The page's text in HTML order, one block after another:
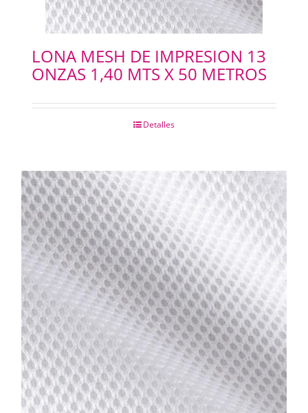
LONA MESH DE IMPRESION 13
ONZAS 1,40 MTS X 50 METROS
Detalles